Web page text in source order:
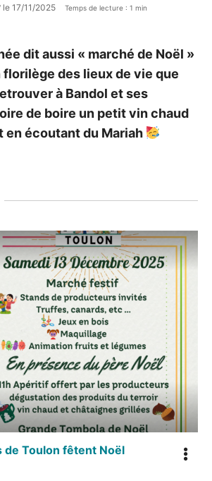
le 17/11/2025 Temps de lecture : 1 min
dit aussi « marché de Noël »
florilège des lieux de vie que
à Bandol et ses
de boire un petit vin chaud
en écoutant du Mariah
de Toulon fêtent Noël